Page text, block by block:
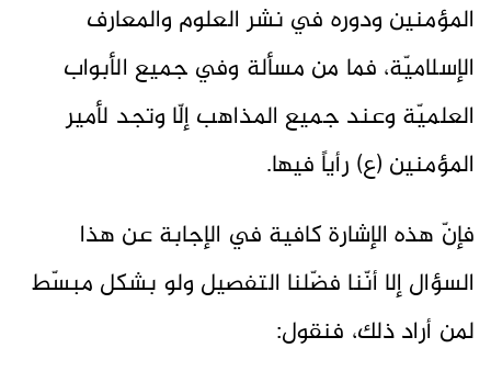
المؤمنين ودوره في نشر العلوم والمعارف
الإسلاميّة، فما من مسألة وفي جميع الأبواب
العلميّة وعند جميع المذاهب إلّا وتجد لأمير
المؤمنين (ع) رأياً فيها.
فإنّ هذه الإشارة كافية في الإجابة عن هذا
السؤال إلا أنّنا فضّلنا التفصيل ولو بشكل مبسّط
لمن أراد ذلك، فنقول: